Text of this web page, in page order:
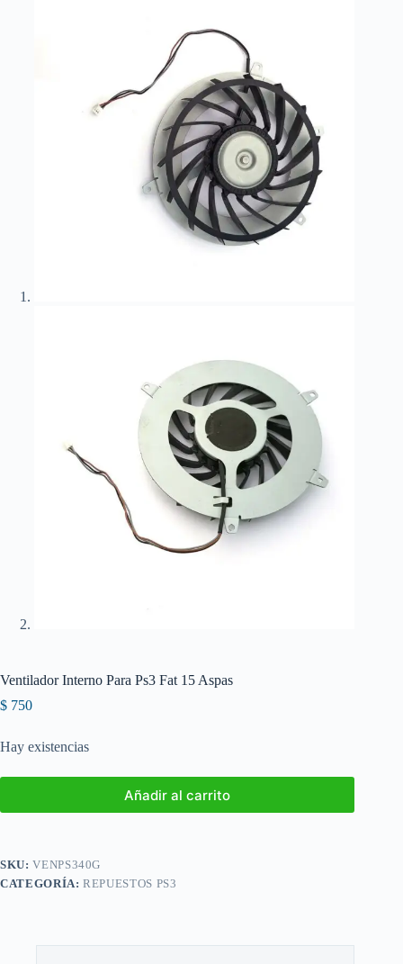
Ventilador Interno Para Ps3 Fat 15 Aspas
$ 750
Hay existencias
Añadir al carrito
SKU:VENPS340G
CATEGORÍA:REPUESTOS PS3